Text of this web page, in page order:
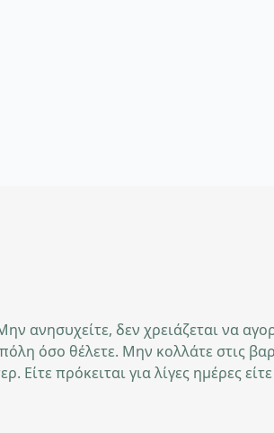
ανησυχείτε, δεν χρειάζεται να
όσο θέλετε. Μην κολλάτε στις
πρόκειται για λίγες ημέρες